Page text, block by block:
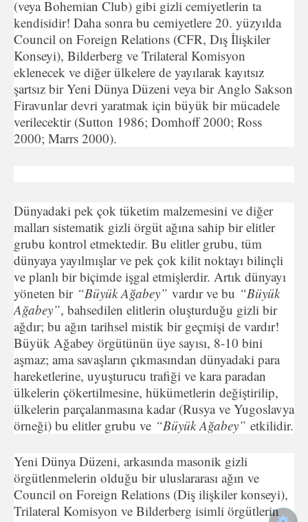
(veya Bohemian Club) gibi gizli cemiyetlerin ta
kendisidir! Daha sonra bu cemiyetlere 20. yüzyılda
Council on Foreign Relations (CFR, Dış İlişkiler
Konseyi), Bilderberg ve Trilateral Komisyon
eklenecek ve diğer ülkelere de yayılarak kayıtsız
şartsız bir Yeni Dünya Düzeni veya bir Anglo Sakson
Firavunlar devri yaratmak için büyük bir mücadele
verilecektir (Sutton 1986; Domhoff 2000; Ross
2000; Marrs 2000).
Dünyadaki pek çok tüketim malzemesini ve diğer
malları sistematik gizli örgüt ağına sahip bir elitler
grubu kontrol etmektedir. Bu elitler grubu, tüm
dünyaya yayılmışlar ve pek çok kilit noktayı bilinçli
ve planlı bir biçimde işgal etmişlerdir. Artık dünyayı
yöneten bir “Büyük Ağabey” vardır ve bu “Büyük
Ağabey”, bahsedilen elitlerin oluşturduğu gizli bir
ağdır; bu ağın tarihsel mistik bir geçmişi de vardır!
Büyük Ağabey örgütünün üye sayısı, 8-10 bini
aşmaz; ama savaşların çıkmasından dünyadaki para
hareketlerine, uyuşturucu trafiği ve kara paradan
ülkelerin çökertilmesine, hükümetlerin değiştirilip,
ülkelerin parçalanmasına kadar (Rusya ve Yugoslavya
örneği) bu elitler grubu ve “Büyük Ağabey” etkilidir.
Yeni Dünya Düzeni, arkasında masonik gizli
örgütlenmelerin olduğu bir uluslararası ağın ve
Council on Foreign Relations (Diş ilişkiler konseyi),
Trilateral Komisyon ve Bilderberg isimli örgütlerin